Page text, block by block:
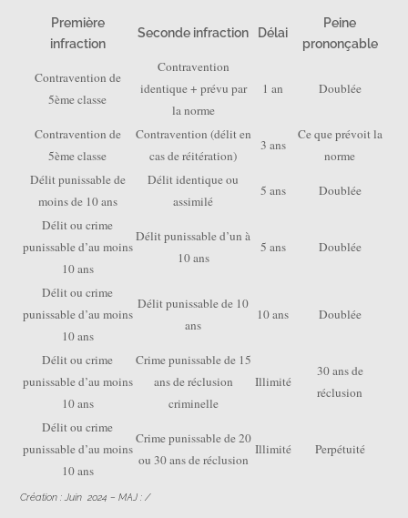
Première
infraction
Seconde infraction Délai
Peine
prononçable
Contravention de
5ème classe
Contravention
identique+ prévu par
la norme
1 an Doublée
Contravention de
5ème classe
Contravention (délit en
cas de réitération)
3 ans
Ce que prévoit la
norme
Délit punissable de
moins de 10 ans
Délit identique ou
assimilé
5 ans Doublée
Délit ou crime
punissable d’au moins
10 ans
Délit punissable d’un à
10 ans
5 ans Doublée
Délit ou crime
punissable d’au moins
10 ans
Délit punissable de 10
ans
10 ans Doublée
Délit ou crime
punissable d’au moins
10 ans
Crime punissable de 15
ans de réclusion
criminelle
Illimité
30 ans de
réclusion
Délit ou crime
punissable d’au moins
10 ans
Crime punissable de 20
ou 30 ans de réclusion
Illimité Perpétuité
Création : Juin 2024 – MAJ : /